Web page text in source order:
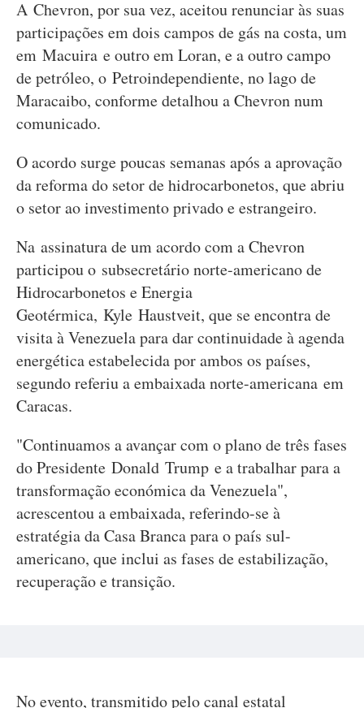
A Chevron, por sua vez, aceitou renunciar às suas
participações em dois campos de gás na costa, um
em Macuira e outro em Loran, e a outro campo
de petróleo, o Petroindependiente, no lago de
Maracaibo, conforme detalhou a Chevron num
comunicado.
O acordo surge poucas semanas após a aprovação
da reforma do setor de hidrocarbonetos, que abriu
o setor ao investimento privado e estrangeiro.
Na assinatura de um acordo com a Chevron
participou o subsecretário norte-americano de
Hidrocarbonetos e Energia
Geotérmica, Kyle Haustveit, que se encontra de
visita à Venezuela para dar continuidade à agenda
energética estabelecida por ambos os países,
segundo referiu a embaixada norte-americana em
Caracas.
"Continuamos a avançar com o plano de três fases
do Presidente Donald Trump e a trabalhar para a
transformação económica da Venezuela",
acrescentou a embaixada, referindo-se à
estratégia da Casa Branca para o país sul-
americano, que inclui as fases de estabilização,
recuperação e transição.
No evento, transmitido pelo canal estatal